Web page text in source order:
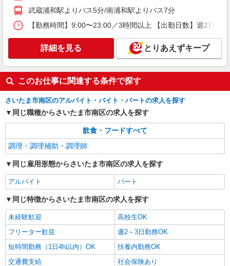
＋150円
北原ビル1階
キープ 詳細を見る
アルバイト パート
すき家 17号さいたま辻店
すき家の店舗スタッフ（接客・調理・清掃な
ど）
時給1,200円 ※22:00〜翌5:00：時給1,500円 ※
高校生時給1,150円 ※早朝手当（5:00〜9:00）時給
＋150円
埼玉県さいたま市南区辻3-2-28
キープ 詳細を見る
アルバイト
なか卯 武蔵浦和駅前店
接客・調理スタッフ（簡単な接客・調理・清
時給1180円 22:00〜翌5:00：時給1475円 高校
生：時給1150円
埼玉県さいたま市南区別所7丁目6番7号
武蔵浦和駅よりバス5分/南浦和駅よりバス7分
【勤務時間】9:00〜23:00／3時間以上 【出勤日数】週2日
詳細を見る とりあえずキープ
このお仕事に関連する条件で探す
さいたま市南区のアルバイト・バイト・パートの求人を探す
同じ職種からさいたま市南区の求人を探す
飲食・フードすべて
調理・調理補助・調理師
同じ雇用形態からさいたま市南区の求人を探す
アルバイト パート
同じ特徴からさいたま市南区の求人を探す
未経験歓迎
高校生OK
フリーター歓迎
週2～3日勤務OK
短時間勤務（1日4h以内）OK
扶養内勤務OK
交通費支給
社会保険あり